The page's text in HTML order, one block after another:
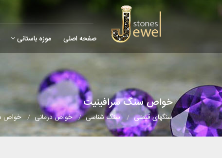
صفحه اصلی موزه باستانی
خواص سنگ سرافینیت
سنگهای قیمتی سنگ شناسی خواص درمانی خواص